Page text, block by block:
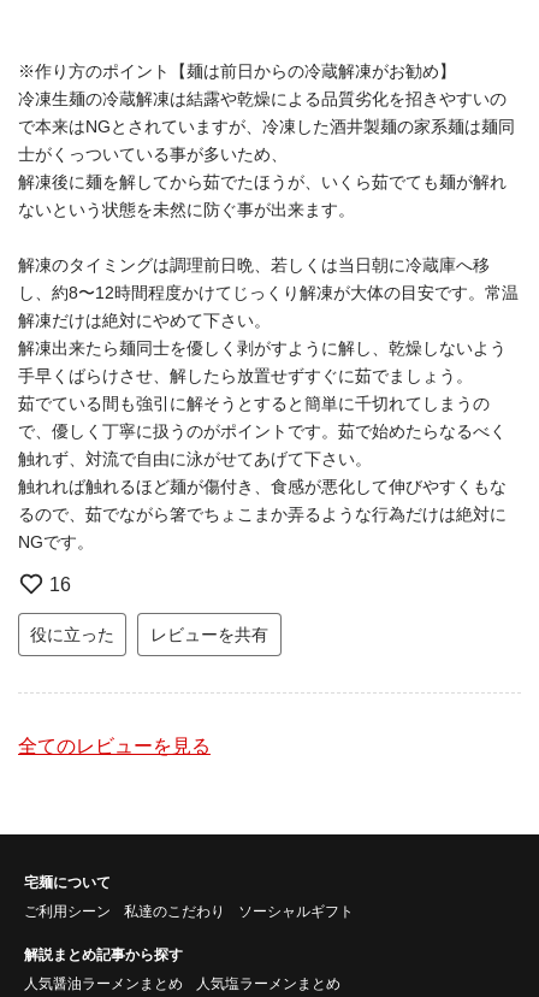
※作り方のポイント【麺は前日からの冷蔵解凍がお勧め】
冷凍生麺の冷蔵解凍は結露や乾燥による品質劣化を招きやすいの
で本来はNGとされていますが、冷凍した酒井製麺の家系麺は麺同
士がくっついている事が多いため、
解凍後に麺を解してから茹でたほうが、いくら茹でても麺が解れ
ないという状態を未然に防ぐ事が出来ます。
解凍のタイミングは調理前日晩、若しくは当日朝に冷蔵庫へ移
し、約8〜12時間程度かけてじっくり解凍が大体の目安です。常温
解凍だけは絶対にやめて下さい。
解凍出来たら麺同士を優しく剥がすように解し、乾燥しないよう
手早くばらけさせ、解したら放置せずすぐに茹でましょう。
茹でている間も強引に解そうとすると簡単に千切れてしまうの
で、優しく丁寧に扱うのがポイントです。茹で始めたらなるべく
触れず、対流で自由に泳がせてあげて下さい。
触れれば触れるほど麺が傷付き、食感が悪化して伸びやすくもな
るので、茹でながら箸でちょこまか弄るような行為だけは絶対に
NGです。
16
役に立った レビューを共有
全てのレビューを見る
宅麺について
ご利用シーン
私達のこだわり ソーシャルギフト
解説まとめ記事から探す
人気醤油ラーメンまとめ
人気塩ラーメンまとめ